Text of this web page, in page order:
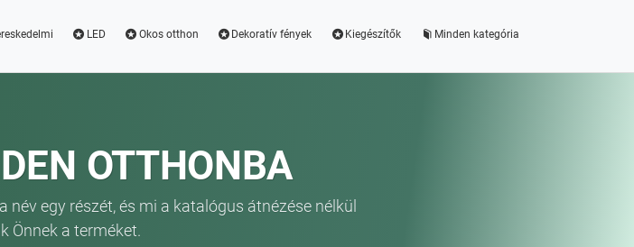
LED Okos otthon Dekoratív fények Kiegészítők Minden kategória
OTTHONBA
egy részét, és mi a katalógus átnézése nélkül
Önnek a terméket.